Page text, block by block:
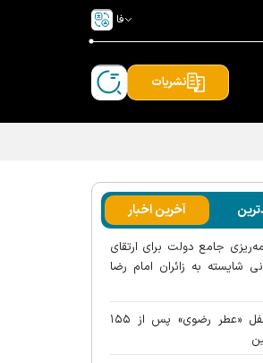
فا
نشریات
آخرین اخبار
جامع دولت برای ارتقای
شایسته به زائران امام رضا
استمرار محفل «عطر رضوی» پس از ۱۵۵